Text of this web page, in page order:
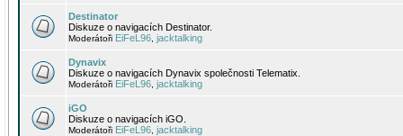
Destinator
Diskuze o navigacích Destinator.
Moderátoři EiFeL96 jacktalking
Dynavix
Diskuze o navigacích Dynavix společnosti Telematix.
Moderátoři EiFeL96 jacktalking
iGO
Diskuze o navigacích iGO.
Moderátoři EiFeL96 jacktalking